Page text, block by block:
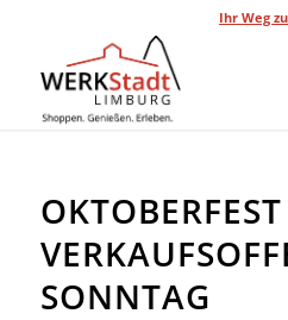
Ihr Weg
SONNTAG